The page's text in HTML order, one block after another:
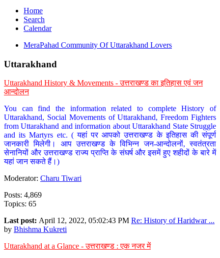
Home
Search
Calendar
MeraPahad Community Of Uttarakhand Lovers
Uttarakhand
Uttarakhand History & Movements - उत्तराखण्ड का इतिहास एवं जन
आन्दोलन
You can find the information related to complete History of
Uttarakhand, Social Movements of Uttarakhand, Freedom Fighters
from Uttarakhand and information about Uttarakhand State Struggle
and its Martyrs etc. ( यहां पर आपको उत्तराखण्ड के इतिहास की संपूर्ण
जानकारी मिलेगी। आप उत्तराखण्ड के विभिन्न जन-आन्दोलनों, स्वतंत्रता
सेनानियों और उत्तराखण्ड राज्य प्राप्ति के संघर्ष और इसमें हुए शहीदों के बारे में
यहां जान सकते हैं।)
Moderator: Charu Tiwari
Posts: 4,869
Topics: 65
Last post: April 12, 2022, 05:02:43 PM Re: History of Haridwar ...
by Bhishma Kukreti
Uttarakhand at a Glance - उत्तराखण्ड : एक नजर में